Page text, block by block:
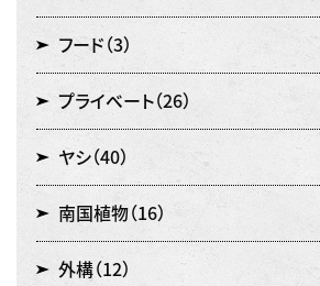
フード （3）
プライベート（26）
ヤシ（40）
南国植物（16）
外構（12）